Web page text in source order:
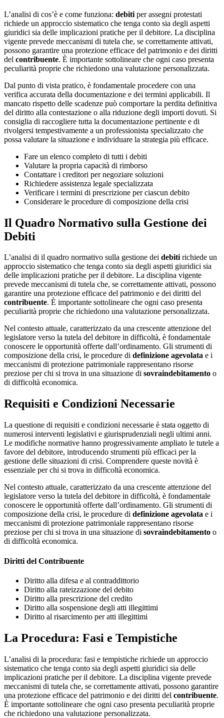
L’analisi di cos’è e come funziona: debiti per assegni protestati
richiede un approccio sistematico che tenga conto sia degli aspetti
giuridici sia delle implicazioni pratiche per il debitore. La disciplina
vigente prevede meccanismi di tutela che, se correttamente attivati,
possono garantire una protezione efficace del patrimonio e dei diritti
del contribuente. È importante sottolineare che ogni caso presenta
peculiarità proprie che richiedono una valutazione personalizzata.
Dal punto di vista pratico, è fondamentale procedere con una
verifica accurata della documentazione e dei termini applicabili. Il
mancato rispetto delle scadenze può comportare la perdita definitiva
del diritto alla contestazione o alla riduzione degli importi dovuti. Si
consiglia di raccogliere tutta la documentazione pertinente e di
rivolgersi tempestivamente a un professionista specializzato che
possa valutare la situazione e individuare la strategia più efficace.
Fare un elenco completo di tutti i debiti
Valutare la propria capacità di rimborso
Contattare i creditori per negoziare soluzioni
Richiedere assistenza legale specializzata
Verificare i termini di prescrizione per ciascun debito
Considerare le procedure di composizione della crisi
Il Quadro Normativo sulla Gestione dei
Debiti
L’analisi di il quadro normativo sulla gestione dei debitirichiede un
approccio sistematico che tenga conto sia degli aspetti giuridici sia
delle implicazioni pratiche per il debitore. La disciplina vigente
prevede meccanismi di tutela che, se correttamente attivati, possono
garantire una protezione efficace del patrimonio e dei diritti del
contribuente. È importante sottolineare che ogni caso presenta
peculiarità proprie che richiedono una valutazione personalizzata.
Nel contesto attuale, caratterizzato da una crescente attenzione del
legislatore verso la tutela del debitore in difficoltà, è fondamentale
conoscere le opportunità offerte dall’ordinamento. Gli strumenti di
composizione della crisi, le procedure di definizione agevolata e i
meccanismi di protezione patrimoniale rappresentano risorse
preziose per chi si trova in una situazione di sovraindebitamento o
di difficoltà economica.
Requisiti e Condizioni Necessarie
La questione di requisiti e condizioni necessarie è stata oggetto di
numerosi interventi legislativi e giurisprudenziali negli ultimi anni.
Le modifiche normative hanno progressivamente ampliato le tutele a
favore del debitore, introducendo strumenti più efficaci per la
gestione delle situazioni di crisi. Comprendere queste novità è
essenziale per chi si trova in difficoltà economica.
Nel contesto attuale, caratterizzato da una crescente attenzione del
legislatore verso la tutela del debitore in difficoltà, è fondamentale
conoscere le opportunità offerte dall’ordinamento. Gli strumenti di
composizione della crisi, le procedure di definizione agevolata e i
meccanismi di protezione patrimoniale rappresentano risorse
preziose per chi si trova in una situazione di sovraindebitamento o
di difficoltà economica.
Diritti del Contribuente
Diritto alla difesa e al contraddittorio
Diritto alla rateizzazione del debito
Diritto alla prescrizione del credito
Diritto alla sospensione degli atti illegittimi
Diritto al risarcimento per atti illegittimi
La Procedura: Fasi e Tempistiche
L’analisi di la procedura: fasi e tempistiche richiede un approccio
sistematico che tenga conto sia degli aspetti giuridici sia delle
implicazioni pratiche per il debitore. La disciplina vigente prevede
meccanismi di tutela che, se correttamente attivati, possono garantire
una protezione efficace del patrimonio e dei diritti del contribuente.
È importante sottolineare che ogni caso presenta peculiarità proprie
che richiedono una valutazione personalizzata.